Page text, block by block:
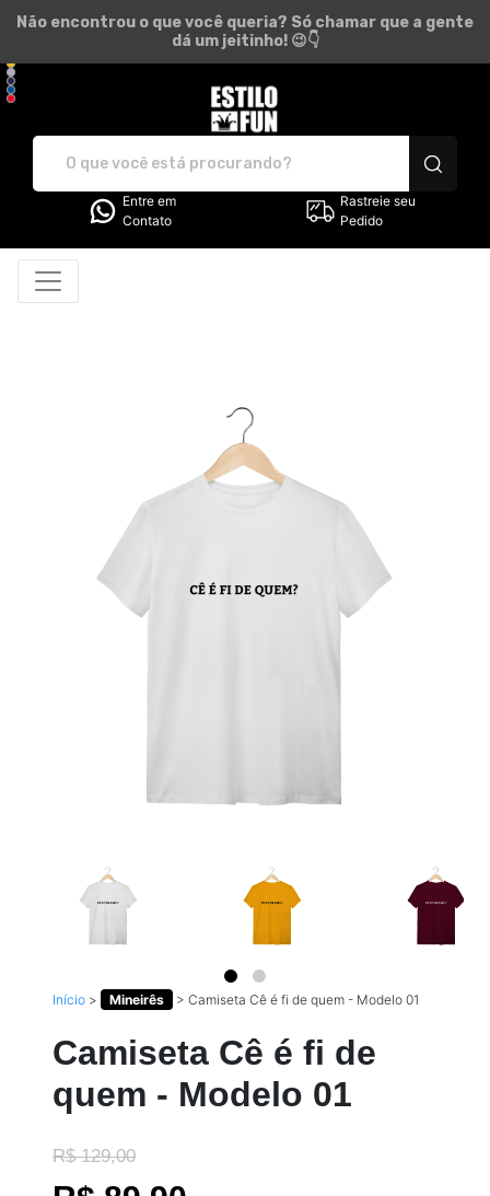
Não encontrou o que você queria? Só chamar que a gente
dá um jeitinho! 😉👇
Entre em
Contato
Rastreie seu
Pedido
Início > Mineirês > Camiseta Cê é fi de quem - Modelo 01
Camiseta Cê é fi de
quem - Modelo 01
R$ 129,00